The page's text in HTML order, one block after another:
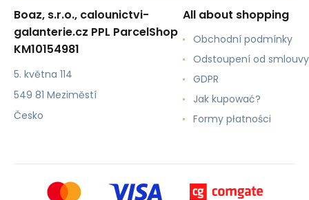
Boaz, s.r.o., calounictvi-
galanterie.cz PPL ParcelShop
KM10154981
5. května 114
549 81 Meziměstí
Česko
All about shopping
Obchodní podmínky
Odstoupení od smlouvy
GDPR
Jak kupować?
Formy płatności